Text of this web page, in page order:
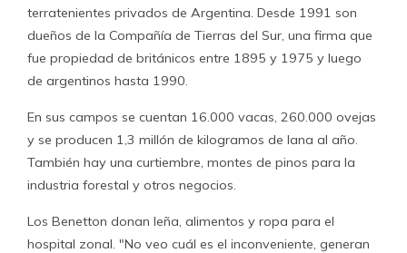
terratenientes privados de Argentina. Desde 1991 son
dueños de la Compañía de Tierras del Sur, una firma que
fue propiedad de británicos entre 1895 y 1975 y luego
de argentinos hasta 1990.
En sus campos se cuentan 16.000 vacas, 260.000 ovejas
y se producen 1,3 millón de kilogramos de lana al año.
También hay una curtiembre, montes de pinos para la
industria forestal y otros negocios.
Los Benetton donan leña, alimentos y ropa para el
hospital zonal. "No veo cuál es el inconveniente, generan